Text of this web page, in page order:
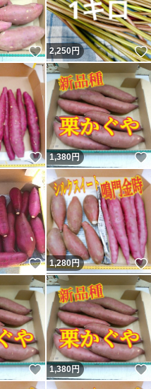
いいね！
2,250円
いいね！
1,380円
いいね！
1,280円
いいね！
1,380円